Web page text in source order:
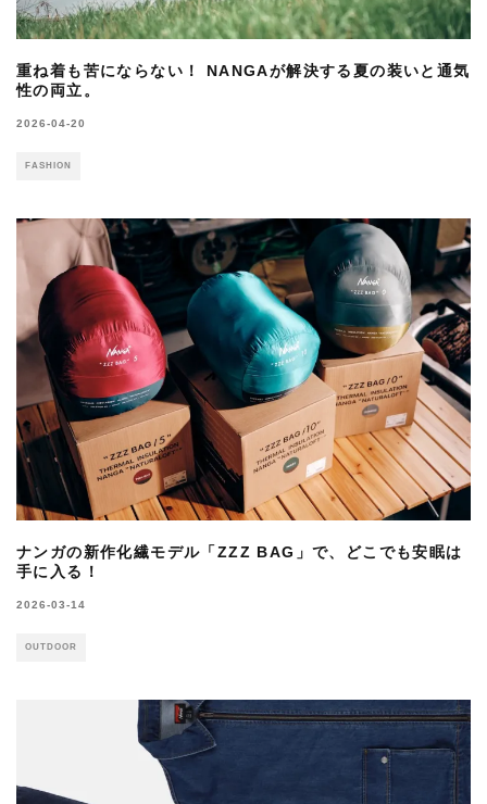
重ね着も苦にならない！ NANGAが解決する夏の装いと通気
性の両立。
2026-04-20
FASHION
ナンガの新作化繊モデル「ZZZ BAG」で、どこでも安眠は
手に入る！
2026-03-14
OUTDOOR